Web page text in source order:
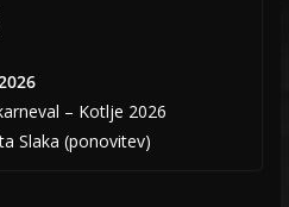
– Kotlje 2026
Slaka (ponovitev)